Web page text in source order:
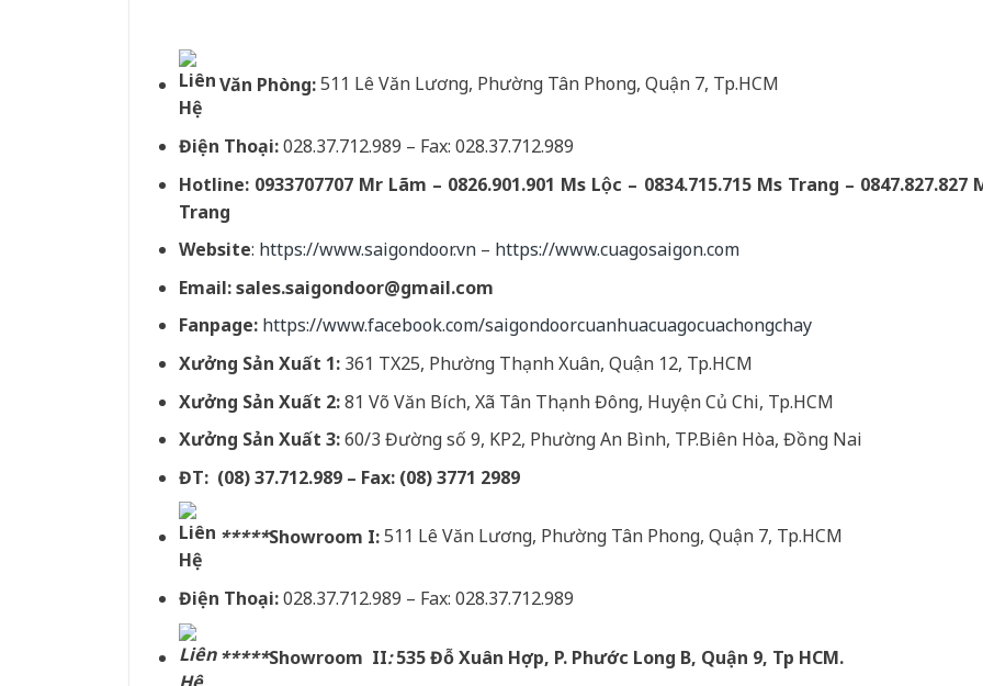
Văn Phòng:511 Lê Văn Lương, Phường Tân Phong, Quận 7, Tp.HCM
Điện Thoại:028.37.712.989 – Fax: 028.37.712.989
Hotline: 0933707707 Mr Lãm – 0826.901.901 Ms Lộc – 0834.715.715 Ms Trang – 0847.827.827
Trang
Website: https://www.saigondoor.vn– https://www.cuagosaigon.com
Email:sales.saigondoor@gmail.com
Fanpage: https://www.facebook.com/saigondoorcuanhuacuagocuachongchay
Xưởng Sản Xuất 1:361 TX25, Phường Thạnh Xuân, Quận 12, Tp.HCM
Xưởng Sản Xuất 2:81 Võ Văn Bích, Xã Tân Thạnh Đông, Huyện Củ Chi, Tp.HCM
Xưởng Sản Xuất 3:60/3 Đường số 9, KP2, Phường An Bình, TP.Biên Hòa, Đồng Nai
ĐT: (08) 37.712.989 – Fax: (08) 3771 2989
*****Showroom I:511 Lê Văn Lương, Phường Tân Phong, Quận 7, Tp.HCM
Điện Thoại:028.37.712.989 – Fax: 028.37.712.989
*****Showroom II:535 Đỗ Xuân Hợp, P. Phước Long B, Quận 9, Tp HCM.